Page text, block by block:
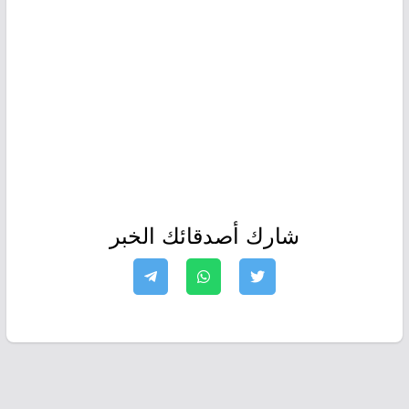
شارك أصدقائك الخبر